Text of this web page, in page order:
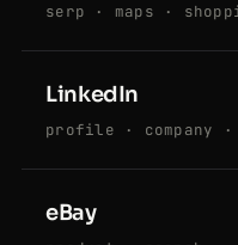
serp · maps ·
LinkedIn
profile · company
eBay